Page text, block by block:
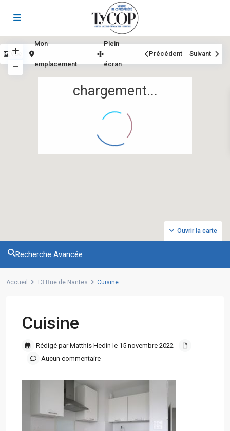
chargement...
Ouvrir la carte
Vue
Mon
emplacement
Plein
écran
Précédent Suivant
Recherche Avancée
Accueil T3 Rue de Nantes Cuisine
Cuisine
Rédigé par Matthis Hedin le 15 novembre 2022
Aucun commentaire